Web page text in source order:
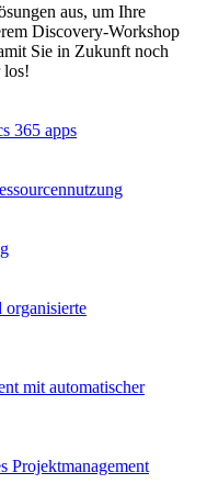
aus, um Ihre
Discovery-Workshop
Sie in Zukunft noch
los!
365 apps
mit automatischer
Projektmanagement